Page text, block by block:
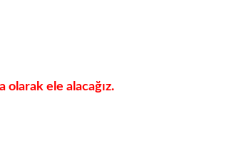
olarak ele alacağız.